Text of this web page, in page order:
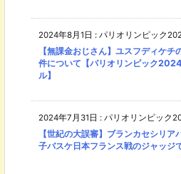
2024年8月1日 : パリオリンピック
【無課金おじさん】ユスフディケチ
件について【パリオリンピック
ル】
2024年7月31日 : パリオリンピック
【世紀の大誤審】ブランカセシリア
子バスケ日本フランス戦のジャッジ